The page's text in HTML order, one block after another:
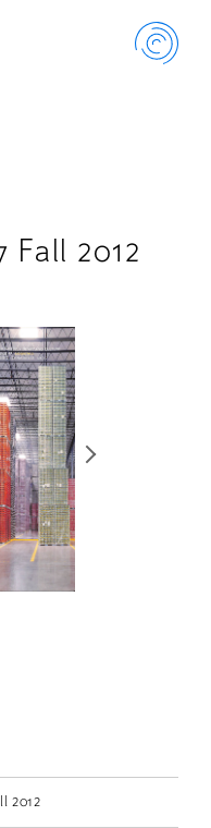
Fall 2012
2012